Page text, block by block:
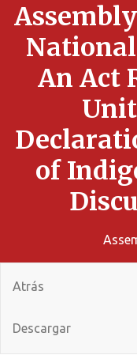
National
An Act
of
Atrás
Descargar